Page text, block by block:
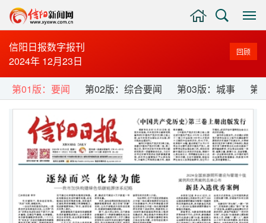
显
示
与
隐
侧
边
栏
搜
索
主
页
信阳日报数字报刊
2024年 12月23日
回顾
第01版：要闻 第02版：综合要闻 第03版：城事 第